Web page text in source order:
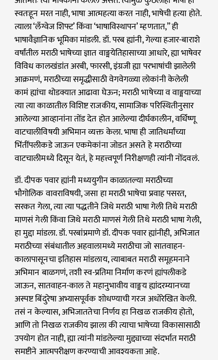
स्वतःहून मरत नाही, भाषा आत्महत्या करत नाही, भाषेची हत्या होते.
त्याला ‘लँग्वेज शिफ्ट’ किंवा ‘भाषाविस्थापन’ म्हणतात,” ही
भाषावैज्ञानिक भूमिका मांडली. डॉ. परब ह्यांनी, गेल्या हजार-बाराशे
वर्षांतील मराठी भाषेच्या ज्ञात वाङ्मयेतिहासाच्या आधारे, ह्या भाषेवर
विविध कालखंडांत अरबी, फारसी, इंग्रजी ह्या परभाषांची झालेली
आक्रमणं, मराठीच्या समृद्धीसाठी वेगवेगळ्या लोकांनी केलेली
कामं ह्यांचा थोडक्यात आढावा घेऊन; मराठी भाषेच्या व वाङ्मयाच्या
त्या त्या काळातील विशिष्ट राजकीय, सामाजिक परिस्थितीनुसार
आलेल्या आव्हानांना तोंड देत होत आलेल्या दीर्घकालीन, वर्धिष्णू
वाटचालीविषयी अभिमान व्यक्त केला. भाषा ही जातिधर्मांच्या
भिंतींपलीकडे जाऊन एकमेकांना जोडत असते हे मराठीच्या
वाटचालीमध्ये दिसून येतं, हे महत्त्वपूर्ण निरीक्षणही त्यांनी नोंदवलं.
डॉ. दीपक पवार ह्यांनी मध्ययुगीन काळातल्या मराठीच्या
भौगोलिक वावराविषयी, जसा हा मराठी भाषेचा प्रवाह पसरत,
सरकत गेला, त्या त्या पद्धतीने जिथे मराठी भाषा गेली तिथे मराठी
माणसं गेली किंवा जिथे मराठी माणसं गेली तिथे मराठी भाषा गेली,
हा मुद्दा मांडला. डॉ. परबांप्रमाणे डॉ. दीपक पवार ह्यांनीही, अभिजात
मराठीच्या संबंधातील अहवालामध्ये मराठीचा जो सातवाहन-
कालापासूनचा इतिहास मांडलाय, त्याबाबत मराठी समूहमनाने
अभिमान बाळगणं, तशी स्व-प्रतिमा निर्माण करणं ह्यांपलीकडे
जाऊन, सातवाहन-काल ते महानुभावीय वाङ्मय ह्यांदरम्यानच्या
अस्पष्ट बिंदुरेषा अभ्यासपूर्वक शोधण्याची गरज अधोरेखित केली.
तसं न केल्यास, अभिजाततेचा निर्णय हा निखळ राजकीय होतो,
आणि तो निखळ राजकीय झाला की त्याचा भाषेच्या विकासासाठी
उपयोग होत नाही, ह्या त्यांनी मांडलेल्या मुद्द्याच्या संदर्भात मराठी
समष्टीने आत्मपरीक्षण करण्याची आवश्यकता आहे.